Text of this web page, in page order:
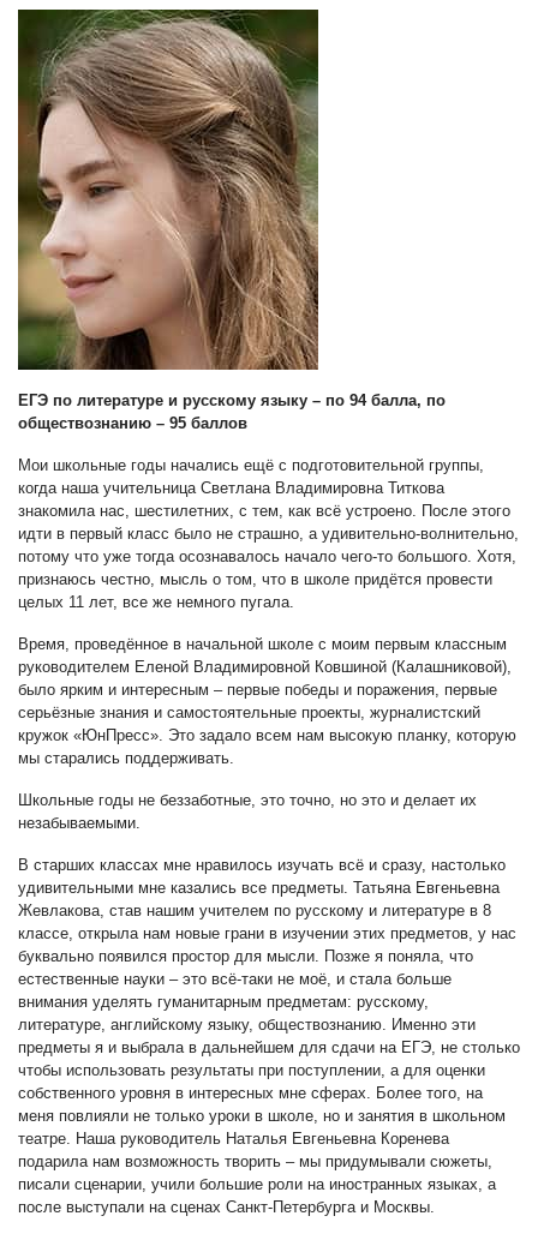
ЕГЭ по литературе и русскому языку – по 94 балла, по
обществознанию – 95 баллов
Мои школьные годы начались ещё с подготовительной группы,
когда наша учительница Светлана Владимировна Титкова
знакомила нас, шестилетних, с тем, как всё устроено. После этого
идти в первый класс было не страшно, а удивительно-волнительно,
потому что уже тогда осознавалось начало чего-то большого. Хотя,
признаюсь честно, мысль о том, что в школе придётся провести
целых 11 лет, все же немного пугала.
Время, проведённое в начальной школе с моим первым классным
руководителем Еленой Владимировной Ковшиной (Калашниковой),
было ярким и интересным – первые победы и поражения, первые
серьёзные знания и самостоятельные проекты, журналистский
кружок «ЮнПресс». Это задало всем нам высокую планку, которую
мы старались поддерживать.
Школьные годы не беззаботные, это точно, но это и делает их
незабываемыми.
В старших классах мне нравилось изучать всё и сразу, настолько
удивительными мне казались все предметы. Татьяна Евгеньевна
Жевлакова, став нашим учителем по русскому и литературе в 8
классе, открыла нам новые грани в изучении этих предметов, у нас
буквально появился простор для мысли. Позже я поняла, что
естественные науки – это всё-таки не моё, и стала больше
внимания уделять гуманитарным предметам: русскому,
литературе, английскому языку, обществознанию. Именно эти
предметы я и выбрала в дальнейшем для сдачи на ЕГЭ, не столько
чтобы использовать результаты при поступлении, а для оценки
собственного уровня в интересных мне сферах. Более того, на
меня повлияли не только уроки в школе, но и занятия в школьном
театре. Наша руководитель Наталья Евгеньевна Коренева
подарила нам возможность творить – мы придумывали сюжеты,
писали сценарии, учили большие роли на иностранных языках, а
после выступали на сценах Санкт-Петербурга и Москвы.